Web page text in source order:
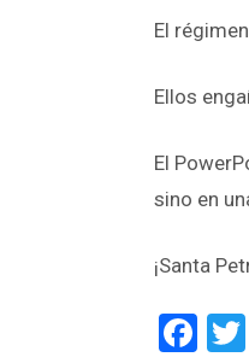
El
Ellos
El
sino en
¡Santa